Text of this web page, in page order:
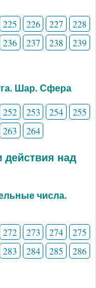
225 226 227
228
236 237 238
239
Шар. Сфера
252 253 254
255
263 264
действия над
числа.
272 273 274
275
283 284 285
286